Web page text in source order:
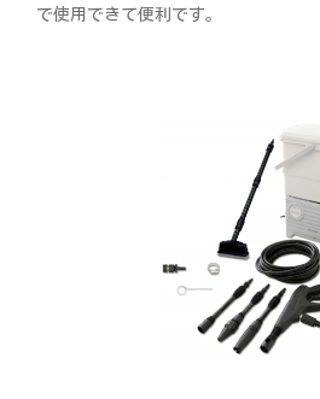
で使用できて便利です。